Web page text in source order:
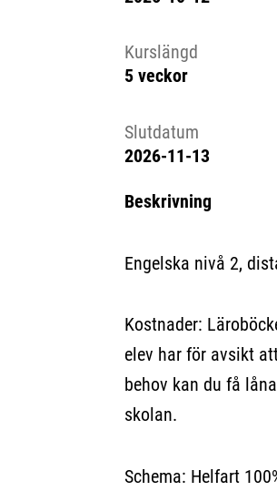
Kurslängd
5 veckor
Slutdatum
2026-11-13
Beskrivning
Engelska nivå 2,
Kostnader:
elev har för avsikt
behov kan du få
skolan.
Schema: Helfart